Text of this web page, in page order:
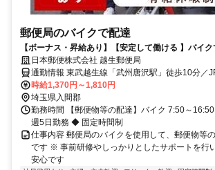
郵便局のバイクで配達
【ボーナス・昇給あり】【安定して働ける 】バイ
顔』をつなぐお仕事してみませんか？
日本郵便株式会社 越生郵便局
通勤情報 東武越生線「武州唐沢駅」徒歩10分／
徒歩12分
時給1,370円～1,810円
埼玉県入間郡
勤務時間 【郵便物等の配達】バイク 7:50～
週5日勤務 ◆ 固定時間制
仕事内容 郵便局のバイクを使用して、郵便物等
です ※ 事前研修やしっかりとしたサポートを行
安心です